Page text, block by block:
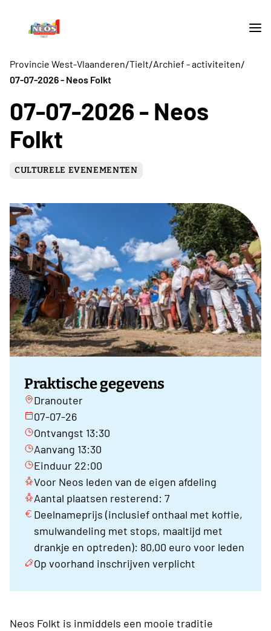
Provincie West-Vlaanderen/Tielt/Archief - activiteiten/
07-07-2026 - Neos Folkt
07-07-2026 - Neos
Folkt
CULTURELE EVENEMENTEN
Praktische gegevens
Dranouter
07-07-26
Ontvangst 13:30
Aanvang 13:30
Einduur 22:00
Voor Neos leden van de eigen afdeling
Aantal plaatsen resterend: 7
Deelnameprijs (inclusief onthaal met koffie,
smulwandeling met stops, maaltijd met
drankje en optreden): 80,00 euro voor leden
Op voorhand inschrijven verplicht
Neos Folkt is inmiddels een mooie traditie